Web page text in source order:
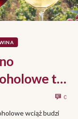
to
wino? 0
wciąż budzi